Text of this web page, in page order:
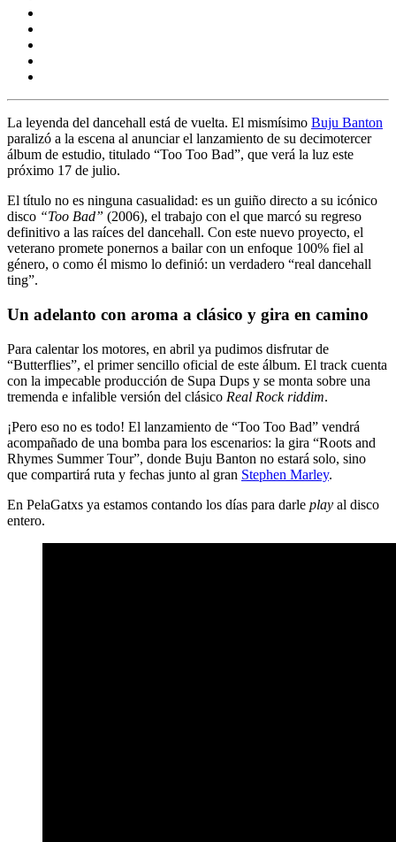
La leyenda del dancehall está de vuelta. El mismísimo Buju Banton
paralizó a la escena al anunciar el lanzamiento de su decimotercer
álbum de estudio, titulado “Too Too Bad”, que verá la luz este
próximo 17 de julio.
El título no es ninguna casualidad: es un guiño directo a su icónico
disco “Too Bad” (2006), el trabajo con el que marcó su regreso
definitivo a las raíces del dancehall. Con este nuevo proyecto, el
veterano promete ponernos a bailar con un enfoque 100% fiel al
género, o como él mismo lo definió: un verdadero “real dancehall
ting”.
Un adelanto con aroma a clásico y gira en camino
Para calentar los motores, en abril ya pudimos disfrutar de
“Butterflies”, el primer sencillo oficial de este álbum. El track cuenta
con la impecable producción de Supa Dups y se monta sobre una
tremenda e infalible versión del clásico Real Rock riddim.
¡Pero eso no es todo! El lanzamiento de “Too Too Bad” vendrá
acompañado de una bomba para los escenarios: la gira “Roots and
Rhymes Summer Tour”, donde Buju Banton no estará solo, sino
que compartirá ruta y fechas junto al gran Stephen Marley.
En PelaGatxs ya estamos contando los días para darle play al disco
entero.